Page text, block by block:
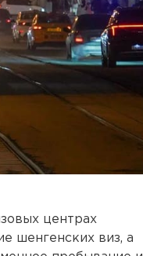
центрах
шенгенских виз, а